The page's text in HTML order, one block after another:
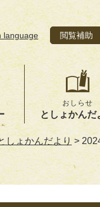
language 閲覧補助
おしらせ
としょかんだ
しょかんだより >